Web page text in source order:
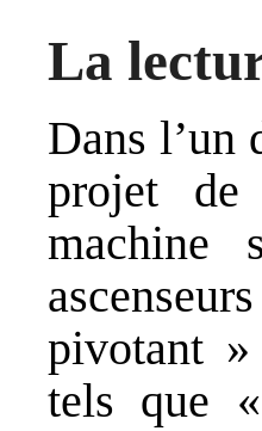
La
Dans l’un
projet de
machine
pivotant »
tels que